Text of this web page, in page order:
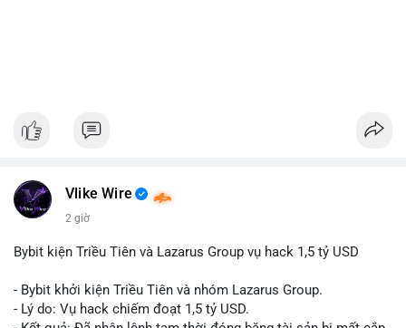
Vlike Wire
2 giờ
Bybit kiện Triều Tiên và Lazarus Group vụ hack 1,5 tỷ USD
- Bybit khởi kiện Triều Tiên và nhóm Lazarus Group.
- Lý do: Vụ hack chiếm đoạt 1,5 tỷ USD.